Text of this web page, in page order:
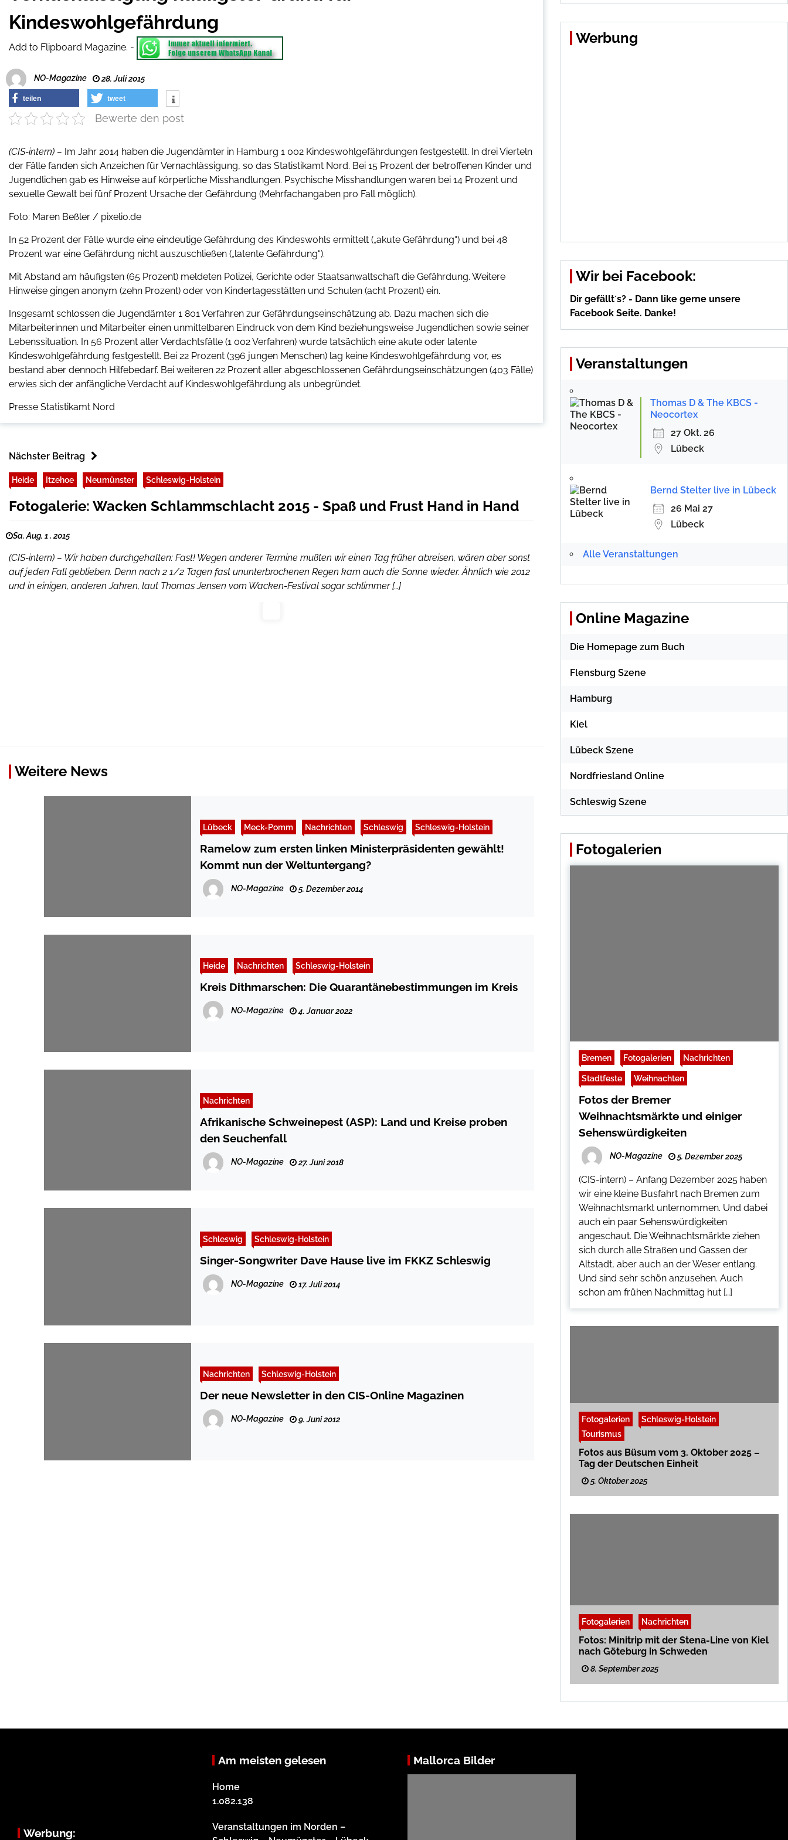
Kindeswohlgefährdung
Add to Flipboard Magazine. -
NO-Magazine 28. Juli 2015
teilen tweet
Bewerte den post
(CIS-intern) – Im Jahr 2014 haben die Jugendämter in Hamburg 1 002 Kindeswohlgefährdungen festgestellt. In drei Vierteln
der Fälle fanden sich Anzeichen für Vernachlässigung, so das Statistikamt Nord. Bei 15 Prozent der betroffenen Kinder und
Jugendlichen gab es Hinweise auf körperliche Misshandlungen. Psychische Misshandlungen waren bei 14 Prozent und
sexuelle Gewalt bei fünf Prozent Ursache der Gefährdung (Mehrfachangaben pro Fall möglich).
Foto: Maren Beßler / pixelio.de
In 52 Prozent der Fälle wurde eine eindeutige Gefährdung des Kindeswohls ermittelt („akute Gefährdung“) und bei 48
Prozent war eine Gefährdung nicht auszuschließen („latente Gefährdung“).
Mit Abstand am häufigsten (65 Prozent) meldeten Polizei, Gerichte oder Staatsanwaltschaft die Gefährdung. Weitere
Hinweise gingen anonym (zehn Prozent) oder von Kindertagesstätten und Schulen (acht Prozent) ein.
Insgesamt schlossen die Jugendämter 1 801 Verfahren zur Gefährdungseinschätzung ab. Dazu machen sich die
Mitarbeiterinnen und Mitarbeiter einen unmittelbaren Eindruck von dem Kind beziehungsweise Jugendlichen sowie seiner
Lebenssituation. In 56 Prozent aller Verdachtsfälle (1 002 Verfahren) wurde tatsächlich eine akute oder latente
Kindeswohlgefährdung festgestellt. Bei 22 Prozent (396 jungen Menschen) lag keine Kindeswohlgefährdung vor, es
bestand aber dennoch Hilfebedarf. Bei weiteren 22 Prozent aller abgeschlossenen Gefährdungseinschätzungen (403 Fälle)
erwies sich der anfängliche Verdacht auf Kindeswohlgefährdung als unbegründet.
Presse Statistikamt Nord
Nächster Beitrag
Heide Itzehoe Neumünster Schleswig-Holstein
Fotogalerie: Wacken Schlammschlacht 2015 - Spaß und Frust Hand in Hand
Sa. Aug. 1 , 2015
(CIS-intern) – Wir haben durchgehalten: Fast! Wegen anderer Termine mußten wir einen Tag früher abreisen, wären aber sonst
auf jeden Fall geblieben. Denn nach 2 1/2 Tagen fast ununterbrochenen Regen kam auch die Sonne wieder. Ähnlich wie 2012
und in einigen, anderen Jahren, laut Thomas Jensen vom Wacken-Festival sogar schlimmer […]
Weitere News
Lübeck Meck-Pomm Nachrichten Schleswig Schleswig-Holstein
Ramelow zum ersten linken Ministerpräsidenten gewählt!
Kommt nun der Weltuntergang?
NO-Magazine 5. Dezember 2014
Heide Nachrichten Schleswig-Holstein
Kreis Dithmarschen: Die Quarantänebestimmungen im Kreis
NO-Magazine 4. Januar 2022
Nachrichten
Afrikanische Schweinepest (ASP): Land und Kreise proben
den Seuchenfall
NO-Magazine 27. Juni 2018
Schleswig Schleswig-Holstein
Singer-Songwriter Dave Hause live im FKKZ Schleswig
NO-Magazine 17. Juli 2014
Nachrichten Schleswig-Holstein
Der neue Newsletter in den CIS-Online Magazinen
NO-Magazine 9. Juni 2012
Werbung
Wir bei Facebook:
Dir gefällt´s? - Dann like gerne unsere
Facebook Seite. Danke!
Veranstaltungen
Thomas D & The KBCS -
Neocortex
27 Okt. 26
Lübeck
Bernd Stelter live in Lübeck
26 Mai 27
Lübeck
Alle Veranstaltungen
Online Magazine
Die Homepage zum Buch
Flensburg Szene
Hamburg
Kiel
Lübeck Szene
Nordfriesland Online
Schleswig Szene
Fotogalerien
Bremen Fotogalerien Nachrichten
Stadtfeste Weihnachten
Fotos der Bremer
Weihnachtsmärkte und einiger
Sehenswürdigkeiten
NO-Magazine 5. Dezember 2025
(CIS-intern) – Anfang Dezember 2025 haben
wir eine kleine Busfahrt nach Bremen zum
Weihnachtsmarkt unternommen. Und dabei
auch ein paar Sehenswürdigkeiten
angeschaut. Die Weihnachtsmärkte ziehen
sich durch alle Straßen und Gassen der
Altstadt, aber auch an der Weser entlang.
Und sind sehr schön anzusehen. Auch
schon am frühen Nachmittag hut […]
Fotogalerien
Schleswig-Holstein
Tourismus
Fotos aus Büsum vom 3. Oktober 2025 –
Tag der Deutschen Einheit
5. Oktober 2025
Fotogalerien Nachrichten
Fotos: Minitrip mit der Stena-Line von Kiel
nach Göteburg in Schweden
8. September 2025
Werbung:
Am meisten gelesen
Home
1.082.138
Veranstaltungen im Norden –
Mallorca Bilder